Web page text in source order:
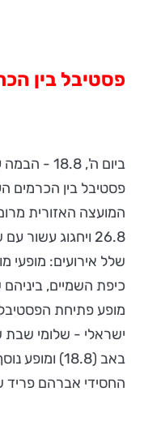
פסטיבל בין
ביום ה',
פסטיבל בין הכרמים
26.8 ויחגוג
שלל אירועים: מופעי
כיפת השמיים, ביניהם
מופע פתיחת
ישראלי - שלומי שבת
באב (18.8)
החסידי אברהם פריד